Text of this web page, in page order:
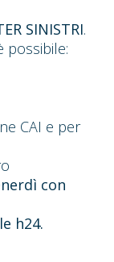
SINISTRI.
possibile:
CAI e per
con
h24.